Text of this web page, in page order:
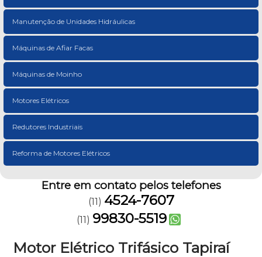
Manutenção de Unidades Hidráulicas
Máquinas de Afiar Facas
Máquinas de Moinho
Motores Elétricos
Redutores Industriais
Reforma de Motores Elétricos
Entre em contato pelos telefones
(11) 4524-7607
(11) 99830-5519
Motor Elétrico Trifásico Tapiraí